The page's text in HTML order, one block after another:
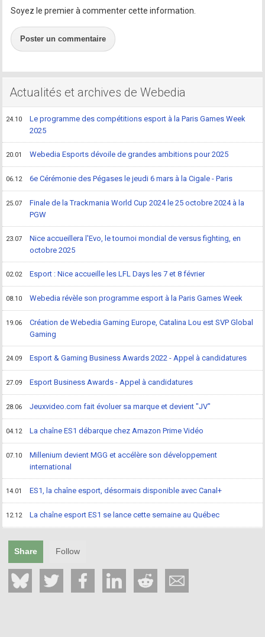
Soyez le premier à commenter cette information.
Poster un commentaire
Actualités et archives de Webedia
24.10
Le programme des compétitions esport à la Paris Games Week
2025
20.01 Webedia Esports dévoile de grandes ambitions pour 2025
06.12 6e Cérémonie des Pégases le jeudi 6 mars à la Cigale - Paris
25.07
Finale de la Trackmania World Cup 2024 le 25 octobre 2024 à la
PGW
23.07
Nice accueillera l'Evo, le tournoi mondial de versus fighting, en
octobre 2025
02.02 Esport : Nice accueille les LFL Days les 7 et 8 février
08.10 Webedia révèle son programme esport à la Paris Games Week
19.06
Création de Webedia Gaming Europe, Catalina Lou est SVP Global
Gaming
24.09 Esport & Gaming Business Awards 2022 - Appel à candidatures
27.09 Esport Business Awards - Appel à candidatures
28.06 Jeuxvideo.com fait évoluer sa marque et devient "JV"
04.12 La chaîne ES1 débarque chez Amazon Prime Vidéo
07.10
Millenium devient MGG et accélère son développement
international
14.01 ES1, la chaîne esport, désormais disponible avec Canal+
12.12 La chaîne esport ES1 se lance cette semaine au Québec
Share Follow